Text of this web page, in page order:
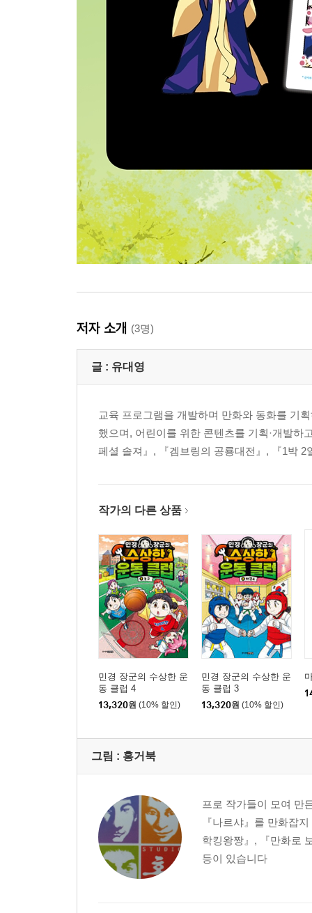
저자 소개 (3명)
글 : 유대영
교육 프로그램을 개발하며 만화와 동화를 기
했으며, 어린이를 위한 콘텐츠를 기획·개발
페셜 솔져』, 『겜브링의 공룡대전』, 『1박
작가의 다른 상품
민경 장군의 수상한 운
동 클럽 4
13,320원 (10% 할인)
민경 장군의 수상한 운
동 클럽 3
13,320원 (10% 할인)
그림 : 홍거북
프로 작가들이 모여 만
『나르샤』를 만화잡
학킹왕짱』, 『만화로
등이 있습니다